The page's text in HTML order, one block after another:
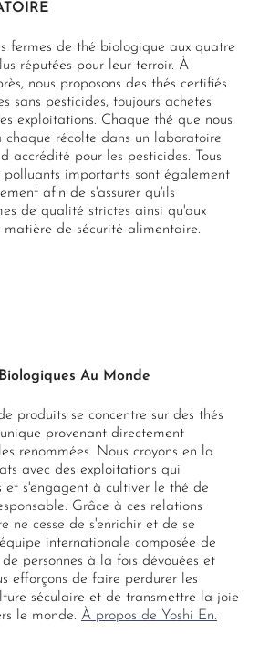
fermes de thé biologique aux quatre
réputées pour leur terroir. À
nous proposons des thés certifiés
sans pesticides, toujours achetés
exploitations. Chaque thé que nous
chaque récolte dans un laboratoire
accrédité pour les pesticides. Tous
polluants importants sont également
afin de s'assurer qu'ils
de qualité strictes ainsi qu'aux
matière de sécurité alimentaire.
Au Monde
produits se concentre sur des thés
provenant directement
renommées. Nous croyons en la
avec des exploitations qui
et s'engagent à cultiver le thé de
Grâce à ces relations
ne cesse de s'enrichir et de se
internationale composée de
personnes à la fois dévouées et
efforçons de faire perdurer les
séculaire et de transmettre la joie
le monde. À propos de Yoshi En.